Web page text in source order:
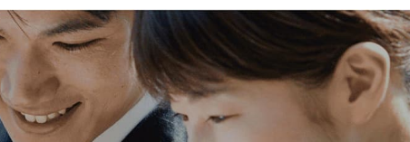
十泉十美
台北市北投區光明路
1,020萬
年 07 月 成交
四維天廈
新竹市新竹市四維路
總價
490萬